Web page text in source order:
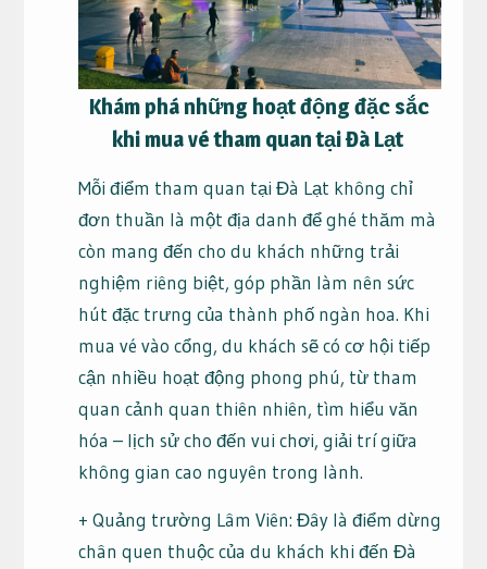
Khám phá những hoạt động đặc sắc
khi mua vé tham quan tại Đà Lạt
Mỗi điểm tham quan tại Đà Lạt không chỉ
đơn thuần là một địa danh để ghé thăm mà
còn mang đến cho du khách những trải
nghiệm riêng biệt, góp phần làm nên sức
hút đặc trưng của thành phố ngàn hoa. Khi
mua vé vào cổng, du khách sẽ có cơ hội tiếp
cận nhiều hoạt động phong phú, từ tham
quan cảnh quan thiên nhiên, tìm hiểu văn
hóa – lịch sử cho đến vui chơi, giải trí giữa
không gian cao nguyên trong lành.
+ Quảng trường Lâm Viên: Đây là điểm dừng
chân quen thuộc của du khách khi đến Đà